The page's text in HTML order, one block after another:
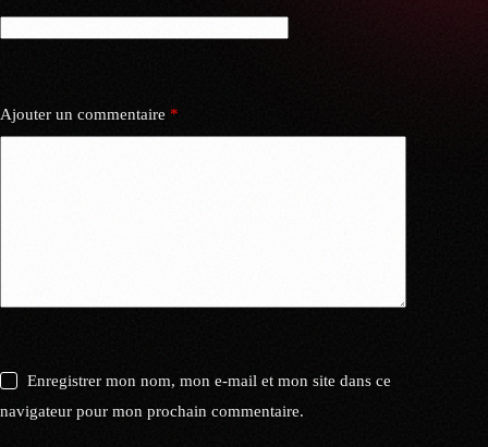
Ajouter un commentaire *
Enregistrer mon nom, mon e-mail et mon site dans ce
navigateur pour mon prochain commentaire.